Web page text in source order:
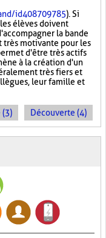
id408709785). Si
élèves doivent
la bande
très motivante pour les
d'être très actifs
à la création d'un
très fiers et
leur famille et
(3) Découverte (4)